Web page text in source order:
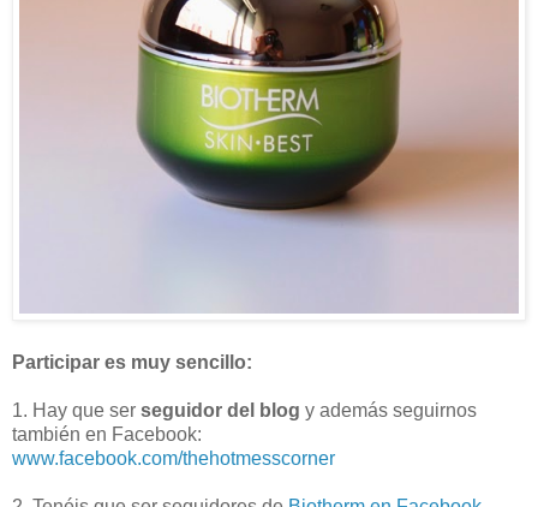
Participar es muy sencillo:
1. Hay que ser seguidor del blog y además seguirnos
también en Facebook:
www.facebook.com/thehotmesscorner